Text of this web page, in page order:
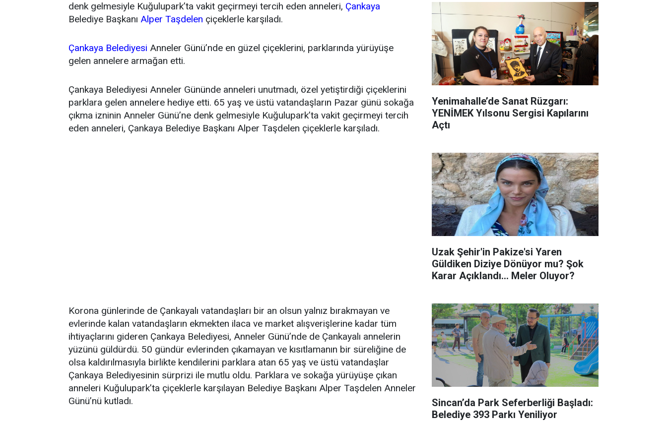
denk gelmesiyle Kuğulupark’ta vakit geçirmeyi tercih eden anneleri, Çankaya
Belediye Başkanı Alper Taşdelen çiçeklerle karşıladı.
Çankaya Belediyesi Anneler Günü’nde en güzel çiçeklerini, parklarında yürüyüşe
gelen annelere armağan etti.
Çankaya Belediyesi Anneler Gününde anneleri unutmadı, özel yetiştirdiği çiçeklerini
parklara gelen annelere hediye etti. 65 yaş ve üstü vatandaşların Pazar günü sokağa
çıkma izninin Anneler Günü’ne denk gelmesiyle Kuğulupark’ta vakit geçirmeyi tercih
eden anneleri, Çankaya Belediye Başkanı Alper Taşdelen çiçeklerle karşıladı.
Korona günlerinde de Çankayalı vatandaşları bir an olsun yalnız bırakmayan ve
evlerinde kalan vatandaşların ekmekten ilaca ve market alışverişlerine kadar tüm
ihtiyaçlarını gideren Çankaya Belediyesi, Anneler Günü’nde de Çankayalı annelerin
yüzünü güldürdü. 50 gündür evlerinden çıkamayan ve kısıtlamanın bir süreliğine de
olsa kaldırılmasıyla birlikte kendilerini parklara atan 65 yaş ve üstü vatandaşlar
Çankaya Belediyesinin sürprizi ile mutlu oldu. Parklara ve sokağa yürüyüşe çıkan
anneleri Kuğulupark’ta çiçeklerle karşılayan Belediye Başkanı Alper Taşdelen Anneler
Günü’nü kutladı.
Yenimahalle’de Sanat Rüzgarı:
YENİMEK Yılsonu Sergisi Kapılarını
Açtı
Uzak Şehir'in Pakize'si Yaren
Güldiken Diziye Dönüyor mu? Şok
Karar Açıklandı... Meler Oluyor?
Sincan’da Park Seferberliği Başladı:
Belediye 393 Parkı Yeniliyor